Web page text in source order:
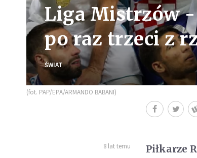
Liga Mistrzów -
po raz trzeci z
ŚWIAT
(fot. PAP/EPA/ARMANDO BABANI)
8 lat temu
Piłkarze